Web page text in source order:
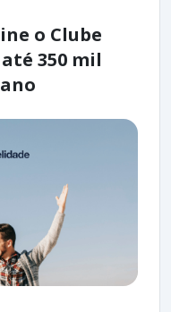
o Clube
350 mil